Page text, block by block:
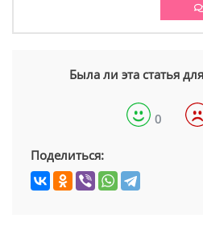
Была ли эта статья
0
Поделиться: